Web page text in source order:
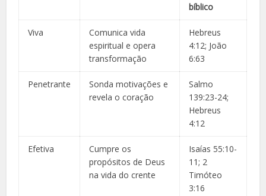
bíblico
Viva
Comunica vida
espiritual e opera
transformação
Hebreus
4:12; João
6:63
Penetrante
Sonda motivações e
revela o coração
Salmo
139:23-24;
Hebreus
4:12
Efetiva
Cumpre os
propósitos de Deus
na vida do crente
Isaías 55:10-
11; 2
Timóteo
3:16